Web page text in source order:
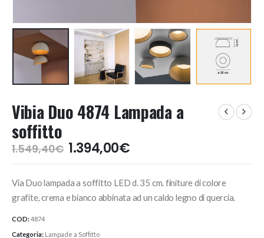
Vibia Duo 4874 Lampada a
soffitto
1.549,40€ Il
prezzo
era:
1.549,40€.
1.394,00€Il
prezzo
è:
1.394,00€.
Via Duo lampada a soffitto LED d. 35 cm. finiture di colore
grafite, crema e bianco abbinata ad un caldo legno di quercia.
COD:4874
Categoria: Lampade a Soffitto